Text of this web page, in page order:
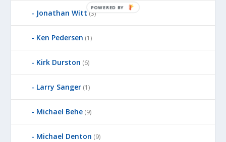
Jonathan Witt (3)
Ken Pedersen (1)
Kirk Durston (6)
Larry Sanger (1)
Michael Behe (9)
Michael Denton (9)
P
R
D